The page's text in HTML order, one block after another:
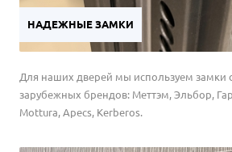
НАДЕЖНЫЕ ЗАМКИ
Для наших дверей мы используем замки
зарубежных брендов: Меттэм, Эльбор,
Mottura, Apecs, Kerberos.